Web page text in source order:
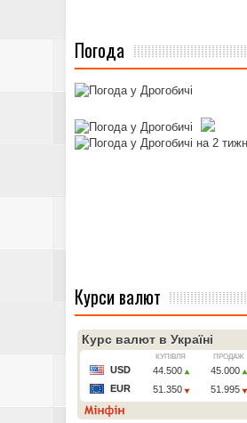
Погода
Курси валют